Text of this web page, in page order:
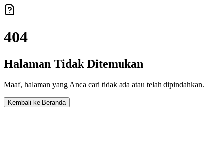
404
Halaman Tidak Ditemukan
Maaf, halaman yang Anda cari tidak ada atau telah dipindahkan.
Kembali ke Beranda